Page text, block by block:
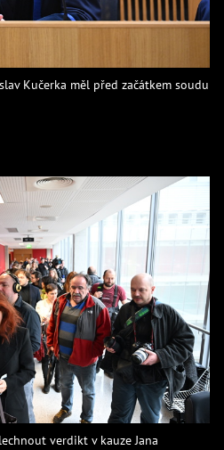
Kučerka měl před začátkem soudu
verdikt v kauze Jana